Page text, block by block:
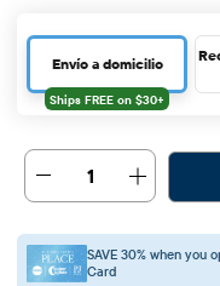
Envío a domicilio
1
SAVE 30% when you
Card